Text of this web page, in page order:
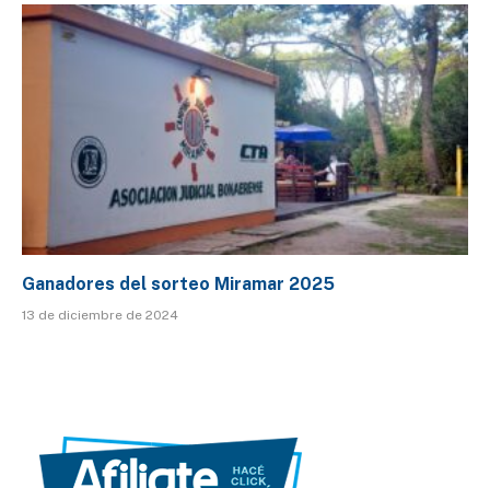
Ganadores del sorteo Miramar 2025
13 de diciembre de 2024